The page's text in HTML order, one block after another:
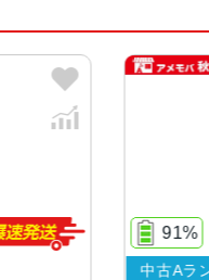
ド
ディスプレイを採用
91%
中古Aランク